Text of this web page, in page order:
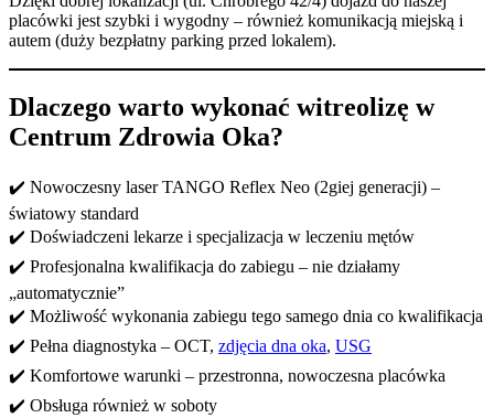
placówki jest szybki i wygodny – również komunikacją miejską i
autem (duży bezpłatny parking przed lokalem).
Dlaczego warto wykonać witreolizę w
Centrum Zdrowia Oka?
✔️ Nowoczesny laser TANGO Reflex Neo (2giej generacji) –
światowy standard
✔️ Doświadczeni lekarze i specjalizacja w leczeniu mętów
✔️ Profesjonalna kwalifikacja do zabiegu – nie działamy
„automatycznie”
✔️ Możliwość wykonania zabiegu tego samego dnia co kwalifikacja
✔️ Pełna diagnostyka – OCT, zdjęcia dna oka, USG
✔️ Komfortowe warunki – przestronna, nowoczesna placówka
✔️ Obsługa również w soboty